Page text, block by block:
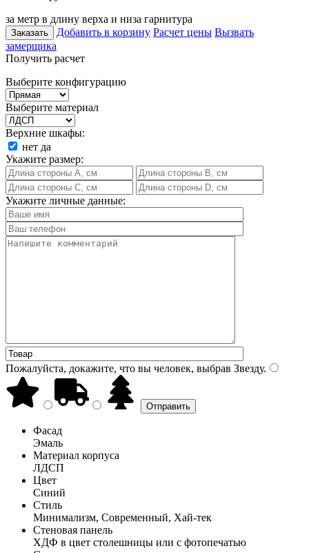
за метр в длину верха и низа гарнитура
Заказать Добавить в корзину Расчет цены Вызвать
замерщика
Получить расчет
Выберите конфигурацию
Выберите материал
Верхние шкафы:
нет да
Укажите размер:
Укажите личные данные:
Пожалуйста, докажите, что вы человек, выбрав Звезду.
Фасад
Эмаль
Материал корпуса
ЛДСП
Цвет
Синий
Стиль
Минимализм, Современный, Хай-тек
Стеновая панель
ХДФ в цвет столешницы или с фотопечатью